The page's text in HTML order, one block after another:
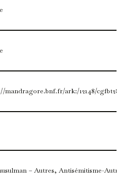
mandragore.bnf.fr/ark:/12148/
– Autres, Antisémitisme-